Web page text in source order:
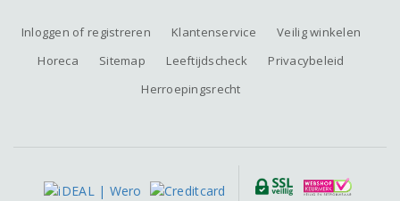
Inloggen of registreren Klantenservice
Veilig winkelen
Horeca
Sitemap Leeftijdscheck
Privacybeleid
Herroepingsrecht